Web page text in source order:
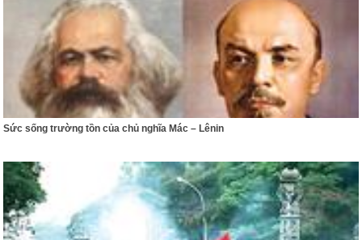
Sức sống trường tồn của chủ nghĩa Mác – Lênin